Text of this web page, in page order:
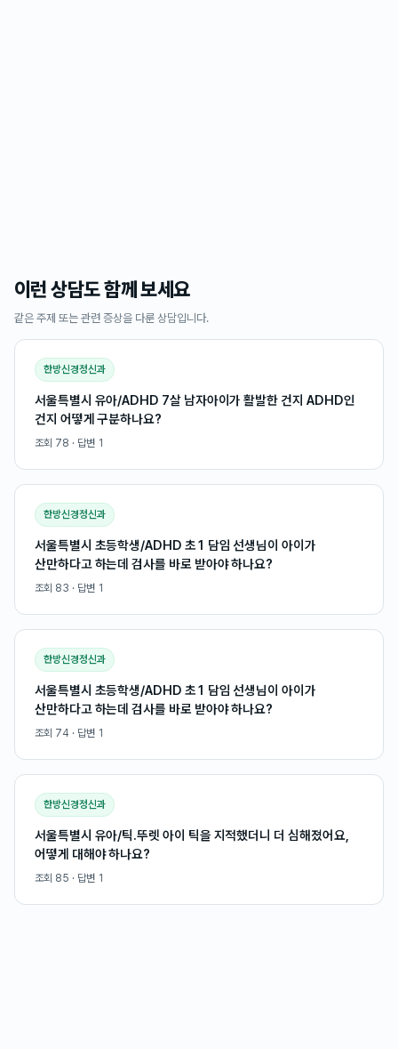
이런 상담도 함께 보세요
같은 주제 또는 관련 증상을 다룬 상담입니다.
한방신경정신과
서울특별시 유아/ADHD 7살 남자아이가 활발한 건지 ADHD인
건지 어떻게 구분하나요?
조회 78 · 답변 1
한방신경정신과
서울특별시 초등학생/ADHD 초1 담임 선생님이 아이가
산만하다고 하는데 검사를 바로 받아야 하나요?
조회 83 · 답변 1
한방신경정신과
서울특별시 초등학생/ADHD 초1 담임 선생님이 아이가
산만하다고 하는데 검사를 바로 받아야 하나요?
조회 74 · 답변 1
한방신경정신과
서울특별시 유아/틱.뚜렛 아이 틱을 지적했더니 더 심해졌어요,
어떻게 대해야 하나요?
조회 85 · 답변 1